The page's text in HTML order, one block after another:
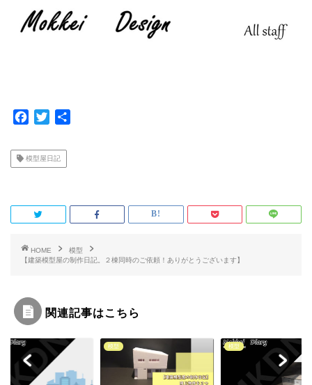
c
e
o
k
i
t
r
模型屋日記
HOME
模型
【建築模型屋の制作日記。２棟同時のご依頼！ありがとうございます】
関連記事はこちら
模型 模型